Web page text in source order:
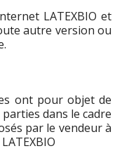
LATEXBIO et
autre version ou
ont pour objet de
dans le cadre
par le vendeur à